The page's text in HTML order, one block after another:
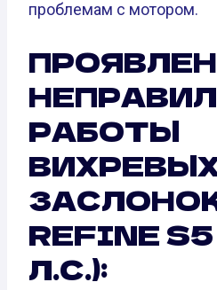
проблемам с мотором.
РАБОТЫ
REFINE
Л.С.):